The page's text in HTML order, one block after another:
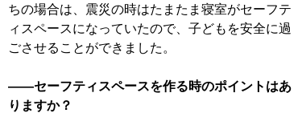
ちの場合は、震災の時はたまたま寝室がセーフテ
ィスペースになっていたので、子どもを安全に過
ごさせることができました。
――セーフティスペースを作る時のポイントはあ
りますか？